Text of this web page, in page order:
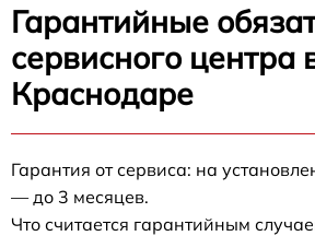
Гарантийные
сервисного центра
Краснодаре
Гарантия от сервиса: на
— до 3 месяцев.
Что считается гарантийным